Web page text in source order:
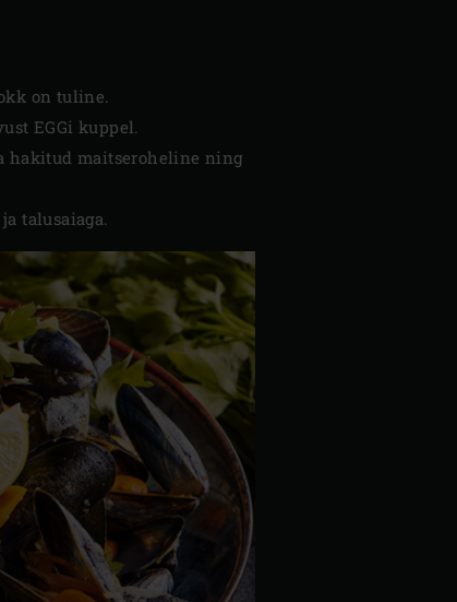
on tuline.
EGGi kuppel.
hakitud maitseroheline ning
talusaiaga.